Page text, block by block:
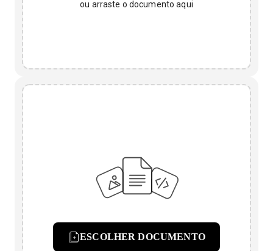
ou arraste o documento aqui
ESCOLHER DOCUMENTO